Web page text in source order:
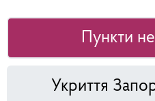
Пункти
Укриття